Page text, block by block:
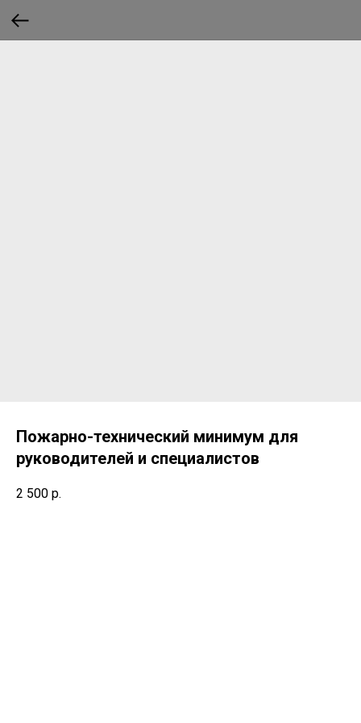
Пожарно-технический минимум для
руководителей и специалистов
2 500 р.